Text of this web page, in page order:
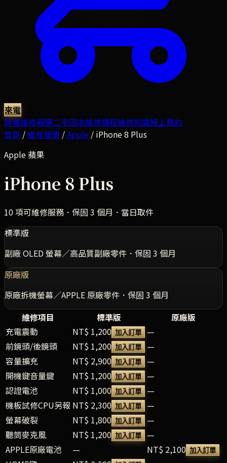
來電
商城維修報價二手回收維修課程維修知識線上預約
首頁 /維修報價 /Apple / iPhone 8 Plus
Apple 蘋果
iPhone 8 Plus
10項可維修服務．保固 3 個月．當日取件
標準版
副廠 OLED 螢幕／高品質副廠零件．保固 3 個月
原廠版
原廠拆機螢幕／APPLE 原廠零件．保固 3 個月
維修項目
標準版
原廠版
充電震動
NT$ 1,200 加入訂單
—
前鏡頭/後鏡頭
NT$ 1,200 加入訂單
—
容量擴充
NT$ 2,900 加入訂單
—
開機鍵音量鍵
NT$ 1,200 加入訂單
—
認證電池
NT$ 1,000 加入訂單
—
機板試修CPU另報 NT$ 2,300 加入訂單
—
螢幕破裂
NT$ 1,800 加入訂單
—
聽筒麥克風
NT$ 1,200 加入訂單
—
APPLE原廠電池
— NT$ 2,100 加入訂單